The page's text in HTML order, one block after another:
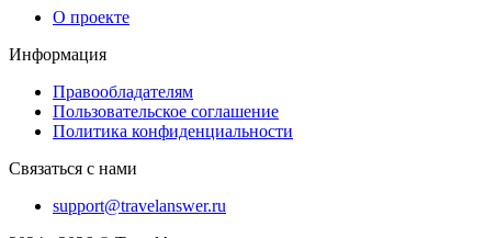
О проекте
Информация
Правообладателям
Пользовательское соглашение
Политика конфиденциальности
Связаться с нами
support@travelanswer.ru